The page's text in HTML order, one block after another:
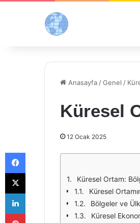
Anasayfa /Genel /
Küresel
12 Ocak 2025
Küresel Ortam:
Küresel
Bölgeler ve
Küresel
Facebook
X
LinkedIn
Pinterest